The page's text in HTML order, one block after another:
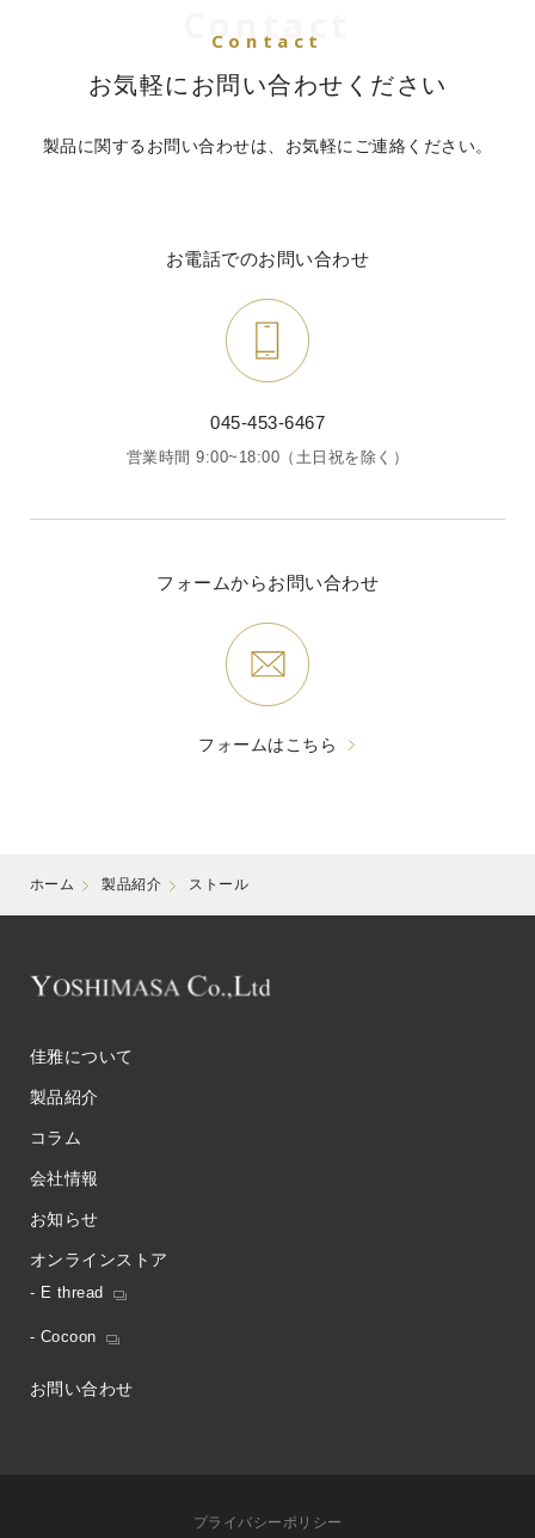
Contact
Contact
お気軽にお問い合わせください
製品に関するお問い合わせは、お気軽にご連絡ください。
お電話でのお問い合わせ
045-453-6467
営業時間 9:00~18:00（土日祝を除く）
フォームからお問い合わせ
フォームはこちら
ホーム 製品紹介 ストール
佳雅について
製品紹介
コラム
会社情報
お知らせ
オンラインストア
- E thread
- Cocoon
お問い合わせ
プライバシーポリシー